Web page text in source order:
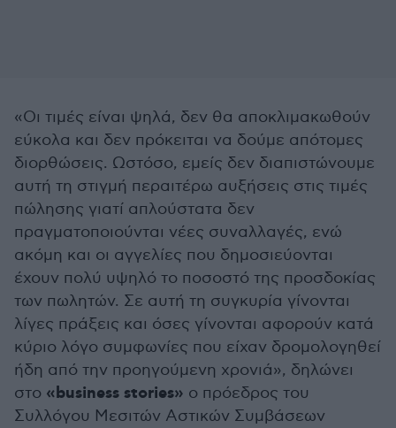
«Οι τιμές είναι ψηλά, δεν θα αποκλιμακωθούν
εύκολα και δεν πρόκειται να δούμε απότομες
διορθώσεις. Ωστόσο, εμείς δεν διαπιστώνουμε
αυτή τη στιγμή περαιτέρω αυξήσεις στις τιμές
πώλησης γιατί απλούστατα δεν
πραγματοποιούνται νέες συναλλαγές, ενώ
ακόμη και οι αγγελίες που δημοσιεύονται
έχουν πολύ υψηλό το ποσοστό της προσδοκίας
των πωλητών. Σε αυτή τη συγκυρία γίνονται
λίγες πράξεις και όσες γίνονται αφορούν κατά
κύριο λόγο συμφωνίες που είχαν δρομολογηθεί
ήδη από την προηγούμενη χρονιά», δηλώνει
στο «business stories» ο πρόεδρος του
Συλλόγου Μεσιτών Αστικών Συμβάσεων